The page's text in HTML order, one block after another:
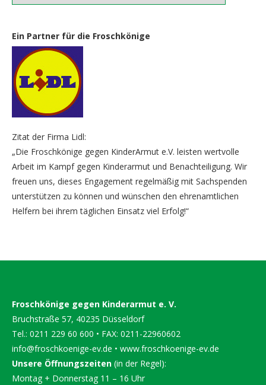
Ein Partner für die Froschkönige
Zitat der Firma Lidl:
„Die Froschkönige gegen KinderArmut e.V. leisten wertvolle
Arbeit im Kampf gegen Kinderarmut und Benachteiligung. Wir
freuen uns, dieses Engagement regelmäßig mit Sachspenden
unterstützen zu können und wünschen den ehrenamtlichen
Helfern bei ihrem täglichen Einsatz viel Erfolg!“
Froschkönige gegen Kinderarmut e. V.
Bruchstraße 57, 40235 Düsseldorf
Tel.: 0211 229 60 600 • FAX: 0211-22960602
info@froschkoenige-ev.de • www.froschkoenige-ev.de
Unsere Öffnungszeiten (in der Regel):
Montag + Donnerstag 11 – 16 Uhr